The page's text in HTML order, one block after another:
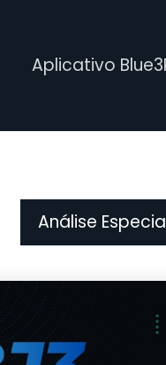
Aplicativo
Análise